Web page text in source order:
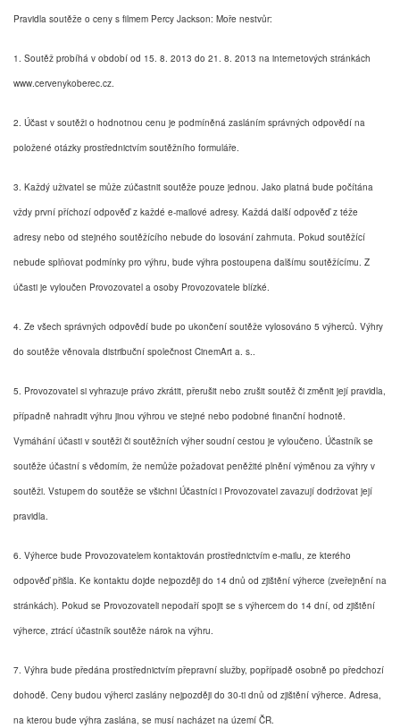
Pravidla soutěže o ceny s filmem Percy Jackson: Moře nestvůr:
1. Soutěž probíhá v období od 15. 8. 2013 do 21. 8. 2013 na internetových stránkách
www.cervenykoberec.cz.
2. Účast v soutěži o hodnotnou cenu je podmíněná zasláním správných odpovědí na
položené otázky prostřednictvím soutěžního formuláře.
3. Každý uživatel se může zúčastnit soutěže pouze jednou. Jako platná bude počítána
vždy první příchozí odpověď z každé e-mailové adresy. Každá další odpověď z téže
adresy nebo od stejného soutěžícího nebude do losování zahrnuta. Pokud soutěžící
nebude splňovat podmínky pro výhru, bude výhra postoupena dalšímu soutěžícímu. Z
účasti je vyloučen Provozovatel a osoby Provozovatele blízké.
4. Ze všech správných odpovědí bude po ukončení soutěže vylosováno 5 výherců. Výhry
do soutěže věnovala distribuční společnost CinemArt a. s..
5. Provozovatel si vyhrazuje právo zkrátit, přerušit nebo zrušit soutěž či změnit její pravidla,
případně nahradit výhru jinou výhrou ve stejné nebo podobné finanční hodnotě.
Vymáhání účasti v soutěži či soutěžních výher soudní cestou je vyloučeno. Účastník se
soutěže účastní s vědomím, že nemůže požadovat peněžité plnění výměnou za výhry v
soutěži. Vstupem do soutěže se všichni Účastníci i Provozovatel zavazují dodržovat její
pravidla.
6. Výherce bude Provozovatelem kontaktován prostřednictvím e-mailu, ze kterého
odpověď přišla. Ke kontaktu dojde nejpozději do 14 dnů od zjištění výherce (zveřejnění na
stránkách). Pokud se Provozovateli nepodaří spojit se s výhercem do 14 dní, od zjištění
výherce, ztrácí účastník soutěže nárok na výhru.
7. Výhra bude předána prostřednictvím přepravní služby, popřípadě osobně po předchozí
dohodě. Ceny budou výherci zaslány nejpozději do 30-ti dnů od zjištění výherce. Adresa,
na kterou bude výhra zaslána, se musí nacházet na území ČR.